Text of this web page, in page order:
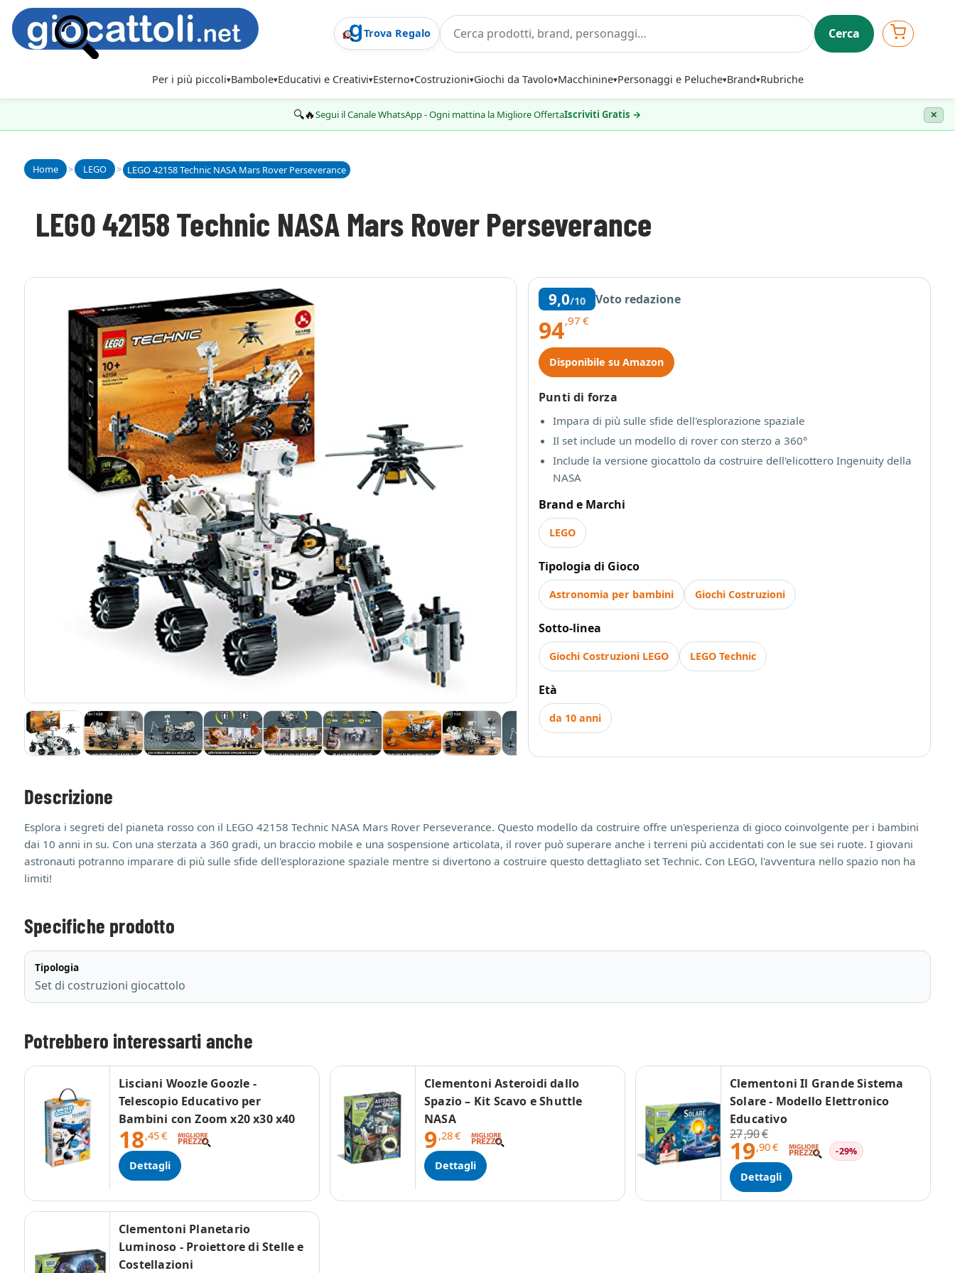
Per i più piccoli Bambole Educativi e Creativi Esterno Costruzioni Giochi da Tavolo Macchinine Personaggi e Peluche Brand Rubriche
Trova Regalo Cerca
🔍🔥Segui il Canale WhatsApp - Ogni mattina la Migliore OffertaIscriviti Gratis → ✕
Home > LEGO > LEGO 42158 Technic NASA Mars Rover Perseverance
LEGO 42158 Technic NASA Mars Rover Perseverance
9,0/10 Voto redazione
94,97 €
Disponibile su Amazon
Punti di forza
Impara di più sulle sfide dell'esplorazione spaziale
Il set include un modello di rover con sterzo a 360°
Include la versione giocattolo da costruire dell'elicottero Ingenuity della
NASA
Brand e Marchi
LEGO
Tipologia di Gioco
Astronomia per bambini Giochi Costruzioni
Sotto-linea
Giochi Costruzioni LEGO LEGO Technic
Età
da 10 anni
Descrizione
Esplora i segreti del pianeta rosso con il LEGO 42158 Technic NASA Mars Rover Perseverance. Questo modello da costruire offre un'esperienza di gioco coinvolgente per i bambini
dai 10 anni in su. Con una sterzata a 360 gradi, un braccio mobile e una sospensione articolata, il rover può superare anche i terreni più accidentati con le sue sei ruote. I giovani
astronauti potranno imparare di più sulle sfide dell'esplorazione spaziale mentre si divertono a costruire questo dettagliato set Technic. Con LEGO, l'avventura nello spazio non ha
limiti!
Specifiche prodotto
Tipologia
Set di costruzioni giocattolo
Potrebbero interessarti anche
Lisciani Woozle Goozle -
Telescopio Educativo per
Bambini con Zoom x20 x30 x40
18,45€
Dettagli
Clementoni Asteroidi dallo
Spazio – Kit Scavo e Shuttle
NASA
9,28€
Dettagli
Clementoni Il Grande Sistema
Solare - Modello Elettronico
Educativo
27,90€
19,90€ -29%
Dettagli
Clementoni Planetario
Luminoso - Proiettore di Stelle e
Costellazioni